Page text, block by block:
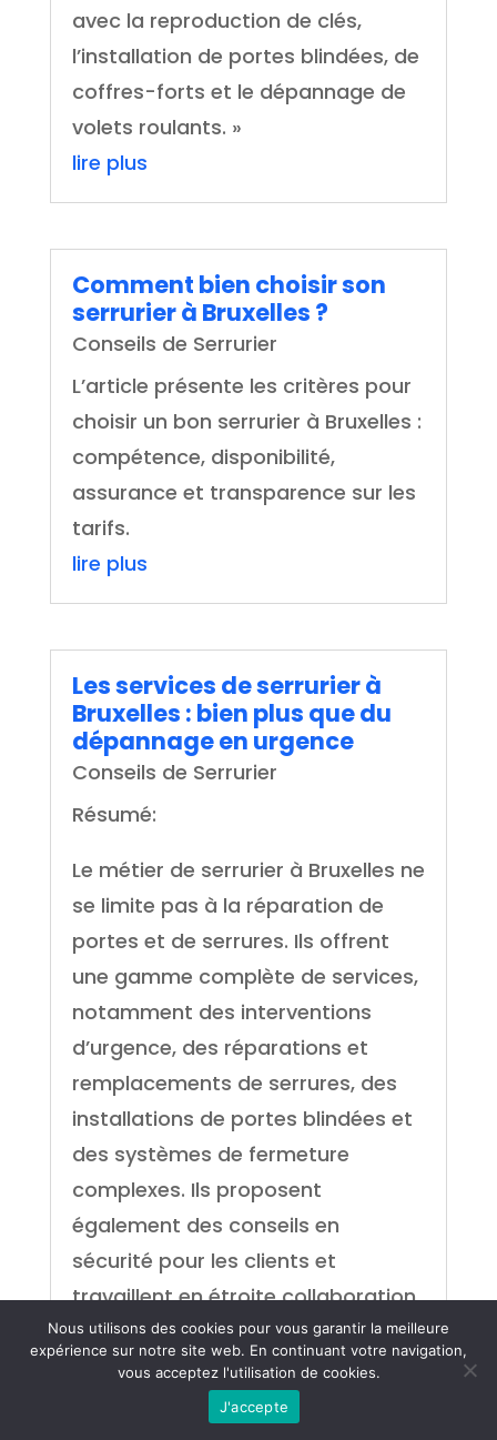
avec la reproduction de clés,
l’installation de portes blindées, de
coffres-forts et le dépannage de
volets roulants. »
lire plus
Comment bien choisir son
serrurier à Bruxelles ?
Conseils de Serrurier
L’article présente les critères pour
choisir un bon serrurier à Bruxelles :
compétence, disponibilité,
assurance et transparence sur les
tarifs.
lire plus
Les services de serrurier à
Bruxelles : bien plus que du
dépannage en urgence
Conseils de Serrurier
Résumé:
Le métier de serrurier à Bruxelles ne
se limite pas à la réparation de
portes et de serrures. Ils offrent
une gamme complète de services,
notamment des interventions
d’urgence, des réparations et
remplacements de serrures, des
installations de portes blindées et
des systèmes de fermeture
complexes. Ils proposent
également des conseils en
sécurité pour les clients et
travaillent en étroite collaboration
pour trouver des solutions sur
mesure. Les serruriers à Bruxelles
sont des professionnels de la
Nous utilisons des cookies pour vous garantir la meilleure
expérience sur notre site web. En continuant votre navigation,
vous acceptez l'utilisation de cookies.
J'accepte